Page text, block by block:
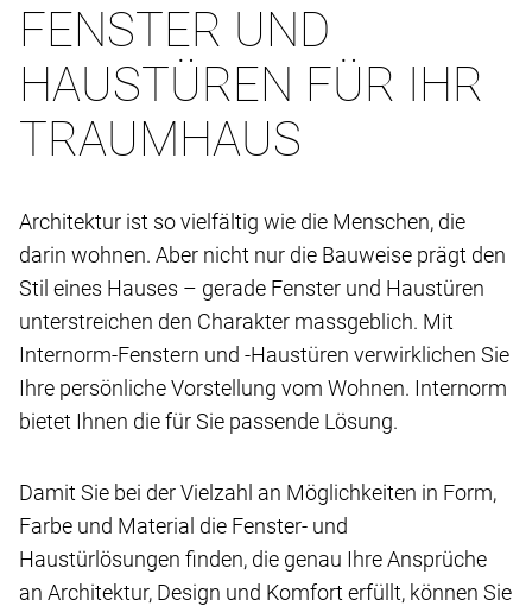
FENSTER UND
HAUSTÜREN FÜR IHR
TRAUMHAUS
Architektur ist so vielfältig wie die Menschen, die
darin wohnen. Aber nicht nur die Bauweise prägt den
Stil eines Hauses – gerade Fenster und Haustüren
unterstreichen den Charakter massgeblich. Mit
Internorm-Fenstern und -Haustüren verwirklichen Sie
Ihre persönliche Vorstellung vom Wohnen. Internorm
bietet Ihnen die für Sie passende Lösung.
Damit Sie bei der Vielzahl an Möglichkeiten in Form,
Farbe und Material die Fenster- und
Haustürlösungen finden, die genau Ihre Ansprüche
an Architektur, Design und Komfort erfüllt, können Sie